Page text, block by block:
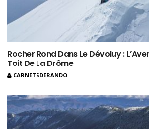
Rocher Rond Dans Le Dévoluy :
Toit De La Drôme
CARNETSDERANDO